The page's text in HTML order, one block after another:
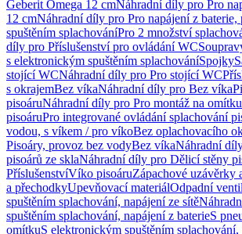
Geberit Omega 12 cmNáhradní díly pro Pro
12 cmNáhradní díly pro Pro napájení z
spuštěním splachováníPro 2 množství
díly pro Příslušenství pro ovládání WC
s elektronickým spuštěním splachováníSpojky
stojící WCNáhradní díly pro Pro stojící WC
s okrajemBez víkaNáhradní díly pro Bez víka
pisoáruNáhradní díly pro Pro montáž na
pisoáruPro integrované ovládání splachování
vodou, s víkem / pro víkoBez oplachovacího
Pisoáry, provoz bez vodyBez víkaNáhradní
pisoárů ze sklaNáhradní díly pro Dělicí stěny
PříslušenstvíVíko pisoáruZápachové uzávěrky
a přechodkyUpevňovací materiálOdpadní
spuštěním splachování, napájení ze sítě
spuštěním splachování, napájení z baterieS
omítkuS elektronickým spuštěním splachování,